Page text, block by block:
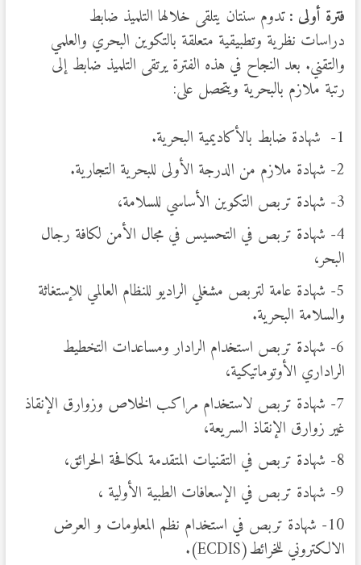
فترة أولى :تدوم سنتان يتلقى خلالها التلميذ ضابط
دراسات نظرية وتطبيقية متعلقة بالتكوين البحري والعلمي
والتقني. بعد النجاح في هذه الفترة يرتقى التلميذ ضابط إلى
رتبة ملازم بالبحرية ويتحصل على:
1- شهادة ضابط بالأكاديمية البحرية.
2- شهادة ملازم من الدرجة الأولى للبحرية التجارية.
3- شهادة تربص التكوين الأساسي للسلامة،
4- شهادة تربص في التحسيس في مجال الأمن لكافة رجال
البحر،
5- شهادة عامة لتربص مشغلي الراديو للنظام العالمي للإستغاثة
والسلامة البحرية.
6- شهادة تربص استخدام الرادار ومساعدات التخطيط
الراداري الأوتوماتيكية،
7- شهادة تربص لاستخدام مراكب الخلاص وزوارق الإنقاذ
غير زوارق الإنقاذ السريعة،
8- شهادة تربص في التقنيات المتقدمة لمكافحة الحرائق،
9- شهادة تربص في الإسعافات الطبية الأولية ،
10- شهادة تربص في استخدام نظم المعلومات و العرض
الالكتروني للخرائط(ECDIS).